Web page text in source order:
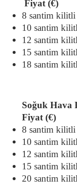
Fiyat (€)
8 santim kilitli
10 santim
12 santim
15 santim kilitli
18 santim
Soğuk Hava
Fiyat (€)
8 santim
10 santim
12 santim
15 santim
20 santim